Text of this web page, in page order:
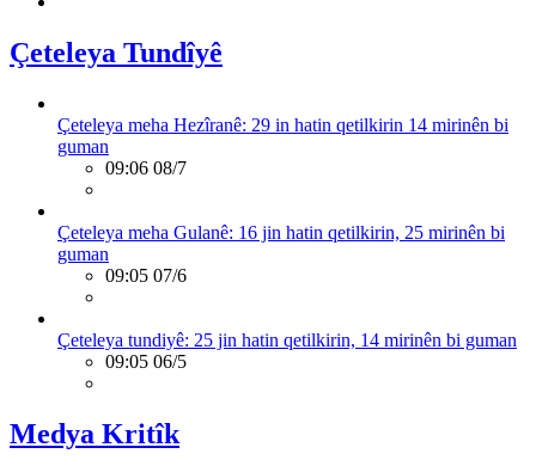
Çeteleya Tundîyê
Çeteleya meha Hezîranê: 29 in hatin qetilkirin 14 mirinên bi
guman
09:06 08/7
Çeteleya meha Gulanê: 16 jin hatin qetilkirin, 25 mirinên bi
guman
09:05 07/6
Çeteleya tundiyê: 25 jin hatin qetilkirin, 14 mirinên bi guman
09:05 06/5
Medya Kritîk